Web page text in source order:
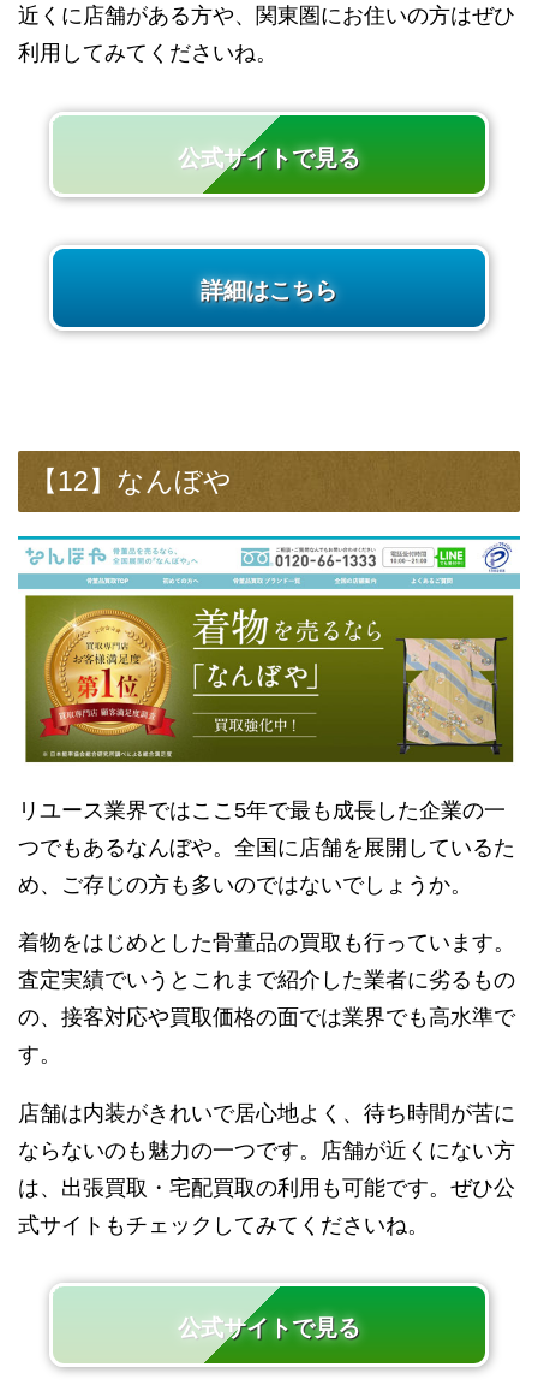
近くに店舗がある方や、関東圏にお住いの方はぜひ
利用してみてくださいね。
公式サイトで見る
詳細はこちら
【12】なんぼや
リユース業界ではここ5年で最も成長した企業の一
つでもあるなんぼや。全国に店舗を展開しているた
め、ご存じの方も多いのではないでしょうか。
着物をはじめとした骨董品の買取も行っています。
査定実績でいうとこれまで紹介した業者に劣るもの
の、接客対応や買取価格の面では業界でも高水準で
す。
店舗は内装がきれいで居心地よく、待ち時間が苦に
ならないのも魅力の一つです。店舗が近くにない方
は、出張買取・宅配買取の利用も可能です。ぜひ公
式サイトもチェックしてみてくださいね。
公式サイトで見る